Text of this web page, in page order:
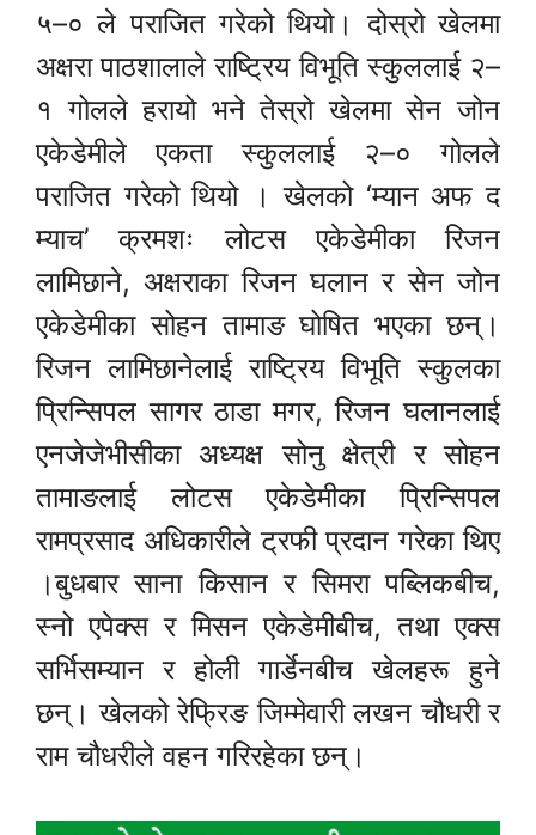
५–० ले पराजित गरेको थियो। दोस्रो खेलमा
अक्षरा पाठशालाले राष्ट्रिय विभूति स्कुललाई २–
१ गोलले हरायो भने तेस्रो खेलमा सेन जोन
एकेडेमीले एकता स्कुललाई २–० गोलले
पराजित गरेको थियो । खेलको ‘म्यान अफ द
म्याच’ क्रमशः लोटस एकेडेमीका रिजन
लामिछाने, अक्षराका रिजन घलान र सेन जोन
एकेडेमीका सोहन तामाङ घोषित भएका छन्।
रिजन लामिछानेलाई राष्ट्रिय विभूति स्कुलका
प्रिन्सिपल सागर ठाडा मगर, रिजन घलानलाई
एनजेजेभीसीका अध्यक्ष सोनु क्षेत्री र सोहन
तामाङलाई लोटस एकेडेमीका प्रिन्सिपल
रामप्रसाद अधिकारीले ट्रफी प्रदान गरेका थिए
।बुधबार साना किसान र सिमरा पब्लिकबीच,
स्नो एपेक्स र मिसन एकेडेमीबीच, तथा एक्स
सर्भिसम्यान र होली गार्डेनबीच खेलहरू हुने
छन्। खेलको रेफ्रिङ जिम्मेवारी लखन चौधरी र
राम चौधरीले वहन गरिरहेका छन्।